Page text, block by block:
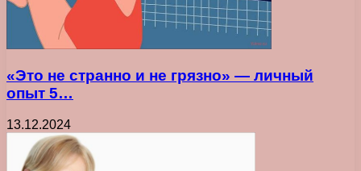
«Это не странно и не грязно» — личный
опыт 5…
13.12.2024